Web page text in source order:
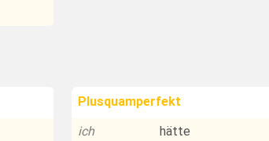
Plusquamperfekt
ich
hätte